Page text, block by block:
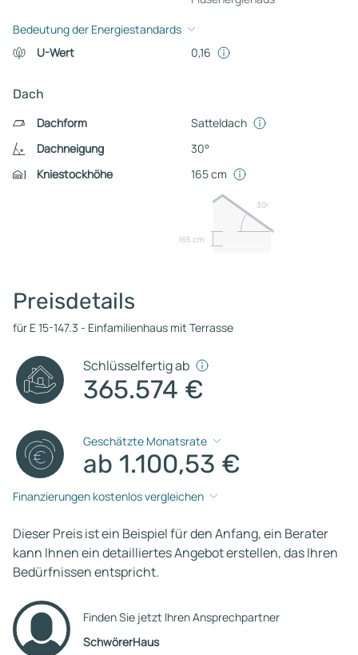
Bedeutung der Energiestandards
U-Wert
0,16
Dach
Dachform
Satteldach
Dachneigung
30°
Kniestockhöhe
165 cm
165 cm
30º
Preisdetails
für E 15-147.3 - Einfamilienhaus mit Terrasse
Schlüsselfertig ab
365.574 €
Geschätzte Monatsrate
ab 1.100,53 €
Finanzierungen kostenlos vergleichen
Dieser Preis ist ein Beispiel für den Anfang, ein Berater
kann Ihnen ein detailliertes Angebot erstellen, das Ihren
Bedürfnissen entspricht.
Finden Sie jetzt Ihren Ansprechpartner
SchwörerHaus